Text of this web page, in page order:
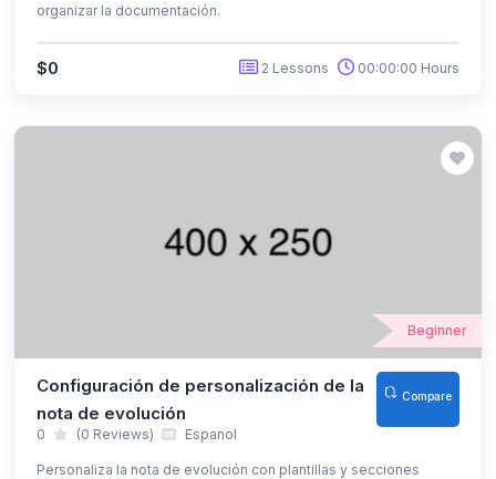
organizar la documentación.
$0 2 Lessons 00:00:00 Hours
Beginner
Configuración de personalización de la
nota de evolución
Compare
0 (0 Reviews) Espanol
Personaliza la nota de evolución con plantillas y secciones